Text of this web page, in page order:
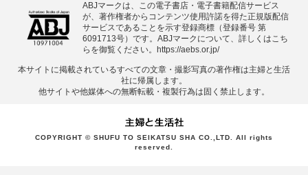
ABJマークは、この電子書店・電子書籍配信サービス
が、著作権者からコンテンツ使用許諾を得た正規版配信
サービスであることを示す登録商標（登録番号 第
6091713号）です。ABJマークについて、詳しくはこち
らを御覧ください。
https://aebs.or.jp/
本サイトに掲載されているすべての⽂章・撮影写真の著作権は主婦と⽣活
社に帰属します。
他サイトや他媒体への無断転載・複製⾏為は固く禁⽌します。
COPYRIGHT © SHUFU TO SEIKATSU SHA CO.,LTD. All rights
reserved.